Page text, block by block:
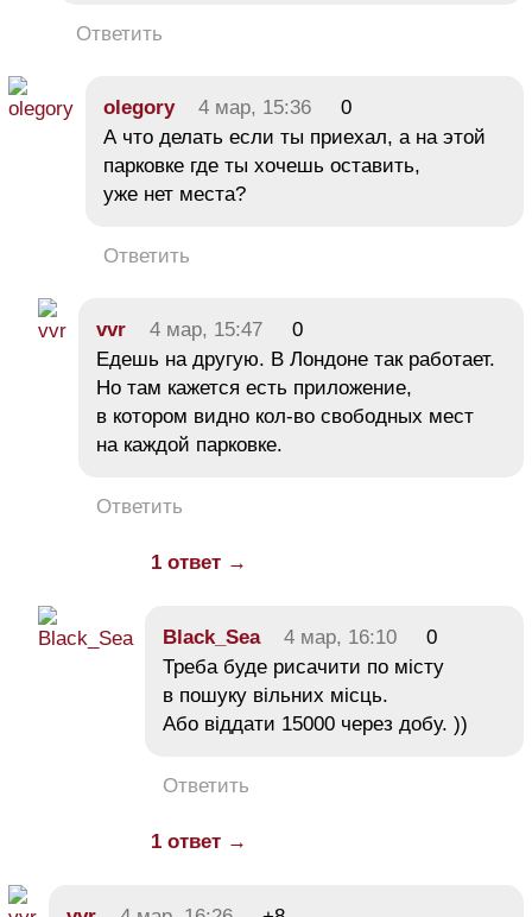
Ответить
olegory 4 мар, 15:36
0
А что делать если ты приехал, а на этой
парковке где ты хочешь оставить,
уже нет места?
Ответить
vvr 4 мар, 15:47
0
Едешь на другую. В Лондоне так работает.
Но там кажется есть приложение,
в котором видно кол-во свободных мест
на каждой парковке.
Ответить
1 ответ →
Black_Sea 4 мар, 16:10
0
Треба буде рисачити по місту
в пошуку вільних місць.
Або віддати 15000 через добу. ))
Ответить
1 ответ →